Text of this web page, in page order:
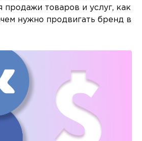
товаров и услуг, как
нужно продвигать бренд в